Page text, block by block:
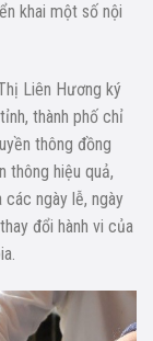
khai một số nội
Liên Hương ký
thành phố chỉ
thông đồng
thông hiệu quả,
ngày lễ, ngày
đổi hành vi của